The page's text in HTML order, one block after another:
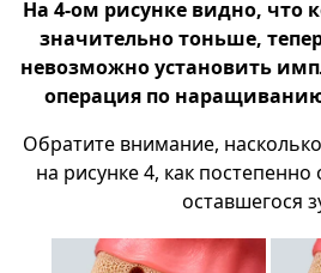
На 4-ом рисунке видно, что
значительно тоньше,
невозможно установить
операция по
Обратите внимание,
на рисунке 4, как
оставшегося